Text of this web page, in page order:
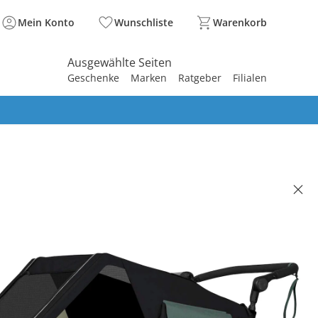
Mein Konto Wunschliste Warenkorb
Ausgewählte Seiten
Geschenke Marken Ratgeber Filialen
und zzgl.Versandkosten
Bei Verfügbarkeit erinnern